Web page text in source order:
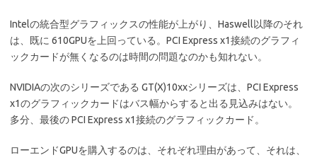
Intelの統合型グラフィックスの性能が上がり、Haswell以降のそれ
は、既に 610GPUを上回っている。PCI Express x1接続のグラフィ
ックカードが無くなるのは時間の問題なのかも知れない。
NVIDIAの次のシリーズである GT(X)10xxシリーズは、PCI Express
x1のグラフィックカードはバス幅からすると出る見込みはない。
多分、最後の PCI Express x1接続のグラフィックカード。
ローエンドGPUを購入するのは、それぞれ理由があって、それは、